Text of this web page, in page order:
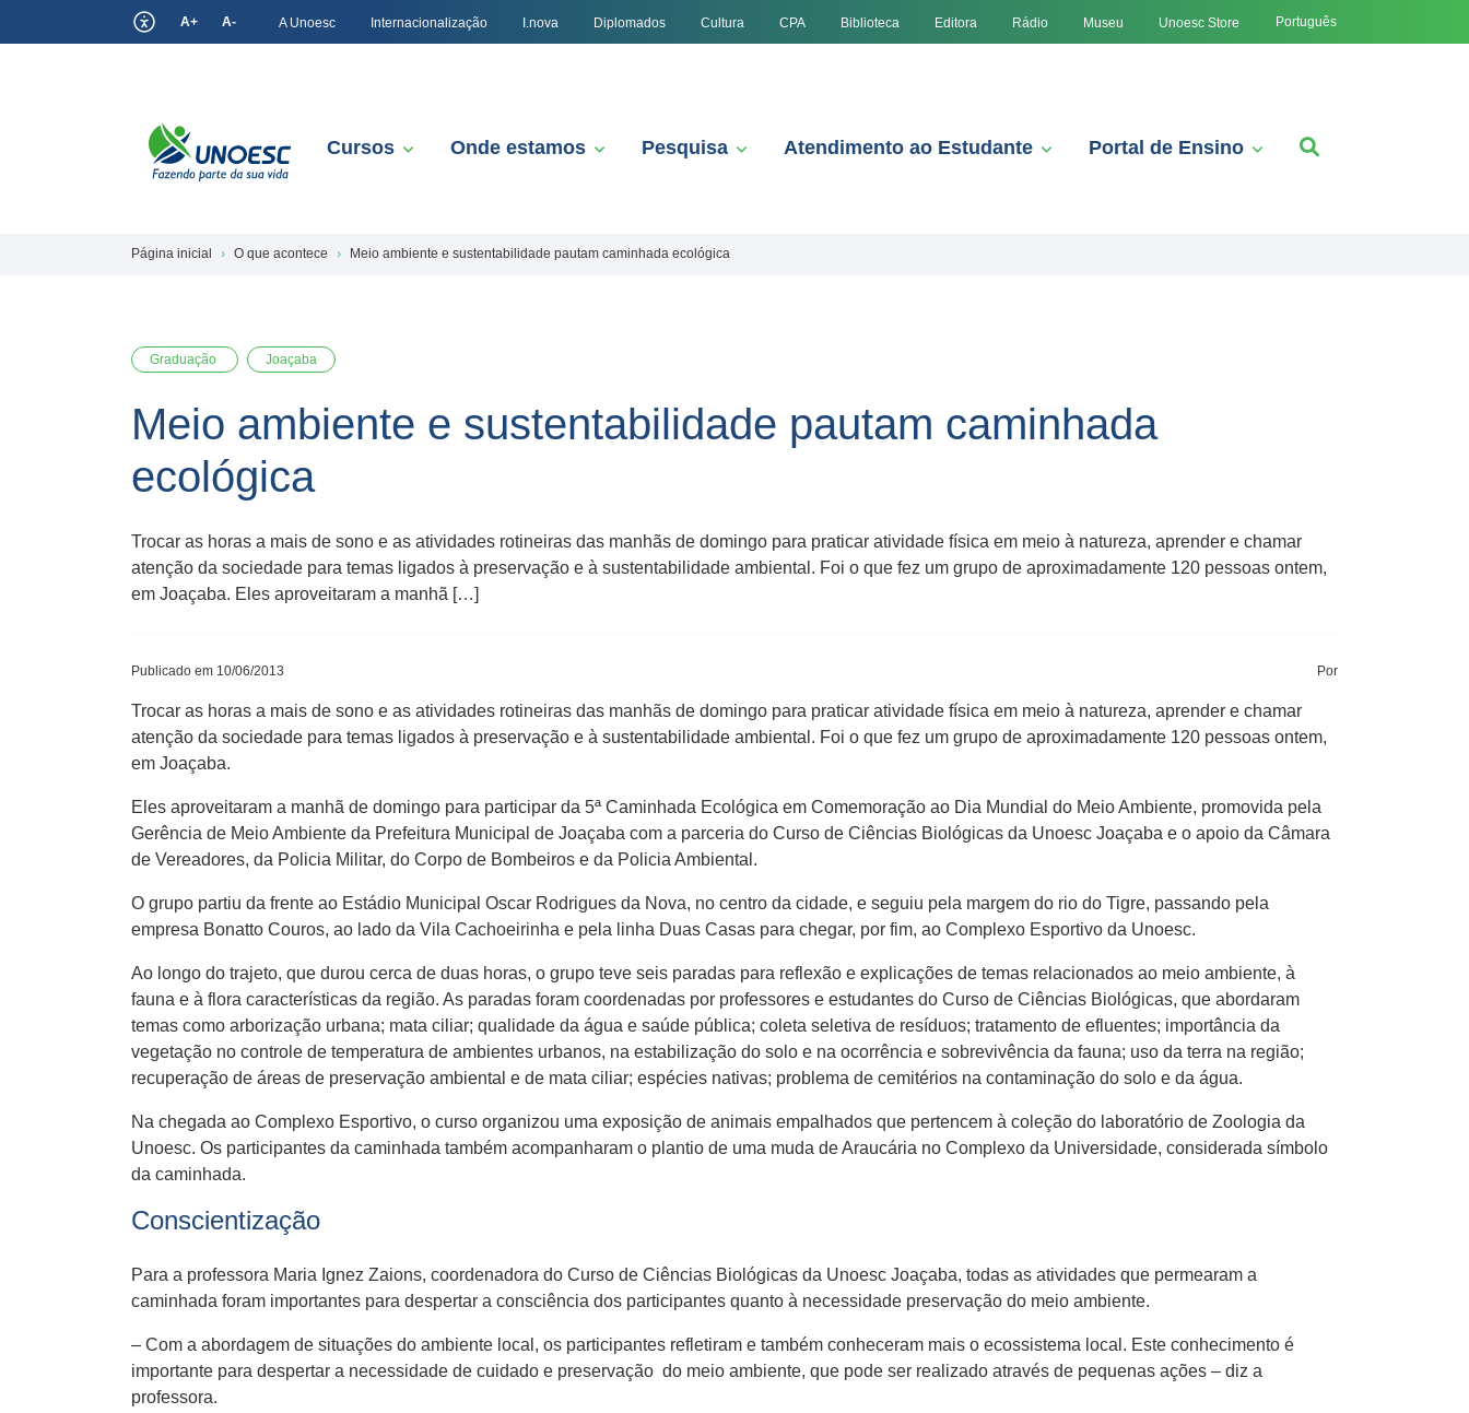
A+ A- A Unoesc Internacionalização I.nova Diplomados Cultura CPA Biblioteca Editora Rádio Museu Unoesc Store Português
Cursos Onde estamos Pesquisa Atendimento ao Estudante Portal de Ensino
Página inicial O que acontece Meio ambiente e sustentabilidade pautam caminhada ecológica
Graduação Joaçaba
Meio ambiente e sustentabilidade pautam caminhada
ecológica
Trocar as horas a mais de sono e as atividades rotineiras das manhãs de domingo para praticar atividade física em meio à natureza, aprender e chamar
atenção da sociedade para temas ligados à preservação e à sustentabilidade ambiental. Foi o que fez um grupo de aproximadamente 120 pessoas ontem,
em Joaçaba. Eles aproveitaram a manhã […]
Publicado em 10/06/2013 Por
Trocar as horas a mais de sono e as atividades rotineiras das manhãs de domingo para praticar atividade física em meio à natureza, aprender e chamar
atenção da sociedade para temas ligados à preservação e à sustentabilidade ambiental. Foi o que fez um grupo de aproximadamente 120 pessoas ontem,
em Joaçaba.
Eles aproveitaram a manhã de domingo para participar da 5ª Caminhada Ecológica em Comemoração ao Dia Mundial do Meio Ambiente, promovida pela
Gerência de Meio Ambiente da Prefeitura Municipal de Joaçaba com a parceria do Curso de Ciências Biológicas da Unoesc Joaçaba e o apoio da Câmara
de Vereadores, da Policia Militar, do Corpo de Bombeiros e da Policia Ambiental.
O grupo partiu da frente ao Estádio Municipal Oscar Rodrigues da Nova, no centro da cidade, e seguiu pela margem do rio do Tigre, passando pela
empresa Bonatto Couros, ao lado da Vila Cachoeirinha e pela linha Duas Casas para chegar, por fim, ao Complexo Esportivo da Unoesc.
Ao longo do trajeto, que durou cerca de duas horas, o grupo teve seis paradas para reflexão e explicações de temas relacionados ao meio ambiente, à
fauna e à flora características da região. As paradas foram coordenadas por professores e estudantes do Curso de Ciências Biológicas, que abordaram
temas como arborização urbana; mata ciliar; qualidade da água e saúde pública; coleta seletiva de resíduos; tratamento de efluentes; importância da
vegetação no controle de temperatura de ambientes urbanos, na estabilização do solo e na ocorrência e sobrevivência da fauna; uso da terra na região;
recuperação de áreas de preservação ambiental e de mata ciliar; espécies nativas; problema de cemitérios na contaminação do solo e da água.
Na chegada ao Complexo Esportivo, o curso organizou uma exposição de animais empalhados que pertencem à coleção do laboratório de Zoologia da
Unoesc. Os participantes da caminhada também acompanharam o plantio de uma muda de Araucária no Complexo da Universidade, considerada símbolo
da caminhada.
Conscientização
Para a professora Maria Ignez Zaions, coordenadora do Curso de Ciências Biológicas da Unoesc Joaçaba, todas as atividades que permearam a
caminhada foram importantes para despertar a consciência dos participantes quanto à necessidade preservação do meio ambiente.
– Com a abordagem de situações do ambiente local, os participantes refletiram e também conheceram mais o ecossistema local. Este conhecimento é
importante para despertar a necessidade de cuidado e preservação do meio ambiente, que pode ser realizado através de pequenas ações – diz a
professora.